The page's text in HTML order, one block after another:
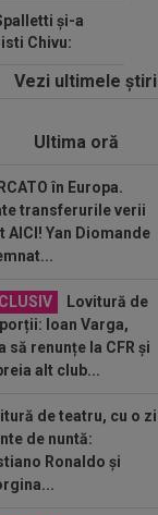
și-a
Chivu:
oamenii au
în
de la
verdictul!
în 45 de
cu așa
0-0. Remiză
și giuleșteni
Cât s-a
Vezi ultimele ştiri
Ultima oră
în Europa.
transferurile verii
AICI! Yan Diomande
Lovitură de
Ioan Varga,
să renunțe la CFR și
alt club...
de teatru, cu o zi
de nuntă:
Ronaldo și